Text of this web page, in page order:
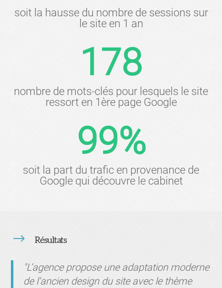
soit la hausse du nombre de sessions sur
le site en 1 an
178
nombre de mots-clés pour lesquels le site
ressort en 1ère page Google
99%
soit la part du trafic en provenance de
Google qui découvre le cabinet
$ Résultats
"L’agence propose une adaptation moderne
de l’ancien design du site avec le thème